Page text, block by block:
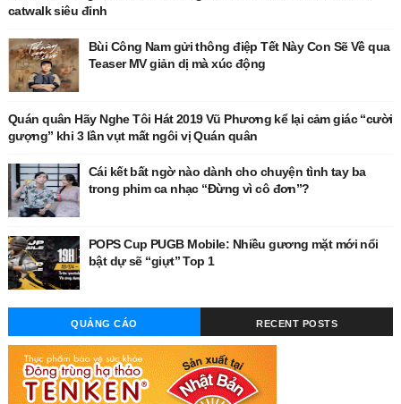
catwalk siêu đỉnh
Bùi Công Nam gửi thông điệp Tết Này Con Sẽ Về qua
Teaser MV giản dị mà xúc động
Quán quân Hãy Nghe Tôi Hát 2019 Vũ Phương kể lại cảm giác “cười
gượng” khi 3 lần vụt mất ngôi vị Quán quân
Cái kết bất ngờ nào dành cho chuyện tình tay ba
trong phim ca nhạc “Đừng vì cô đơn”?
POPS Cup PUGB Mobile: Nhiều gương mặt mới nổi
bật dự sẽ “giựt” Top 1
QUẢNG CÁO RECENT POSTS